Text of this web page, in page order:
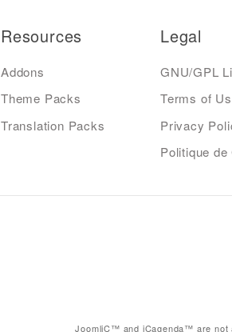
Resources
Addons
Theme Packs
Translation Packs
Legal
GNU/GPL
Terms of
Privacy
Politique de
JoomliC™ and iCagenda™ are